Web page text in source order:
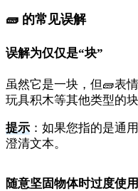
🧱 的常见误解
误解为仅仅是“块”
虽然它是一块，但🧱表
玩具积木等其他类型的块
提示 ：如果您指的是通
澄清文本。
随意坚固物体时过度使用